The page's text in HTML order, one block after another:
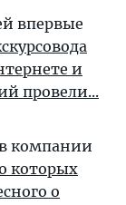
впервые
и
провели...
компании
которых
о